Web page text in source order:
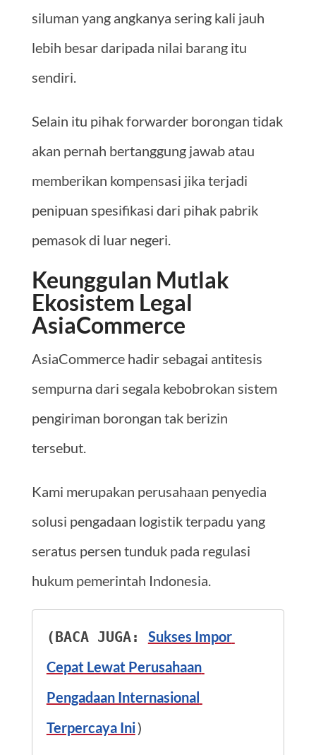
siluman yang angkanya sering kali jauh
lebih besar daripada nilai barang itu
sendiri.
Selain itu pihak forwarder borongan tidak
akan pernah bertanggung jawab atau
memberikan kompensasi jika terjadi
penipuan spesifikasi dari pihak pabrik
pemasok di luar negeri.
Keunggulan Mutlak
Ekosistem Legal
AsiaCommerce
AsiaCommerce hadir sebagai antitesis
sempurna dari segala kebobrokan sistem
pengiriman borongan tak berizin
tersebut.
Kami merupakan perusahaan penyedia
solusi pengadaan logistik terpadu yang
seratus persen tunduk pada regulasi
hukum pemerintah Indonesia.
(BACA JUGA: Sukses Impor
Cepat Lewat Perusahaan
Pengadaan Internasional
Terpercaya Ini)